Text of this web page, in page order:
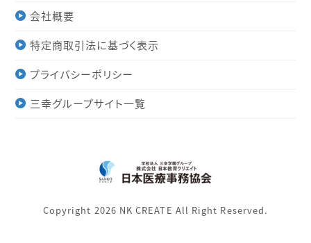
会社概要
特定商取引法に基づく表示
プライバシーポリシー
三幸グループサイト一覧
Copyright 2026 NK CREATE All Right Reserved.